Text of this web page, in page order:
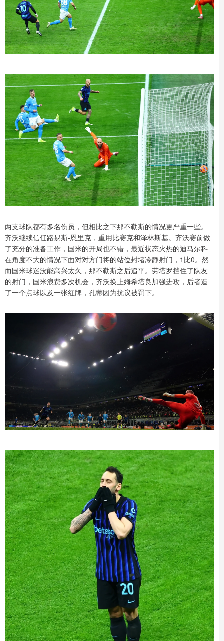
两支球队都有多名伤员，但相比之下那不勒斯的情况更严重一些。
齐沃继续信任路易斯-恩里克，重用比赛克和泽林斯基。齐沃赛前做
了充分的准备工作，国米的开局也不错，最近状态火热的迪马尔科
在角度不大的情况下面对对方门将的站位封堵冷静射门，1比0。然
而国米球迷没能高兴太久，那不勒斯之后追平。劳塔罗挡住了队友
的射门，国米浪费多次机会，齐沃换上姆希塔良加强进攻，后者造
了一个点球以及一张红牌，孔蒂因为抗议被罚下。